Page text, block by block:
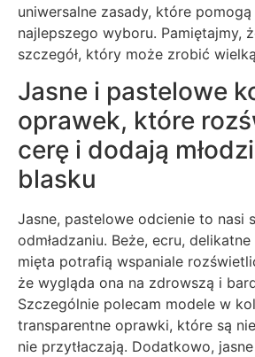
uniwersalne zasady, które
najlepszego wyboru. Pamiętajmy,
szczegół, który może zrobić
Jasne i pastelowe
oprawek, które
cerę i dodają
blasku
Jasne, pastelowe odcienie to nasi
odmładzaniu. Beże, ecru,
mięta potrafią wspaniale
że wygląda ona na zdrowszą i
Szczególnie polecam modele w
transparentne oprawki, które są
nie przytłaczają. Dodatkowo,